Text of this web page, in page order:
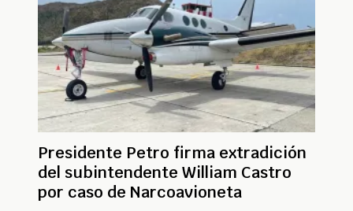
Presidente Petro firma extradición
del subintendente William Castro
por caso de Narcoavioneta